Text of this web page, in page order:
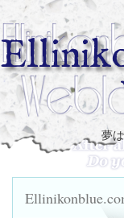
夢